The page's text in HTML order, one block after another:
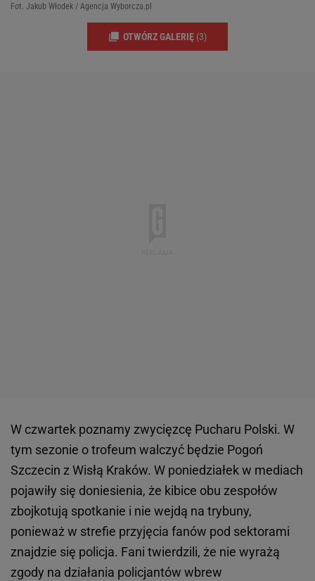
Fot. Jakub Włodek / Agencja Wyborcza.pl
OTWÓRZ GALERIĘ (3)
W czwartek poznamy zwycięzcę Pucharu Polski. W
tym sezonie o trofeum walczyć będzie Pogoń
Szczecin z Wisłą Kraków. W poniedziałek w mediach
pojawiły się doniesienia, że kibice obu zespołów
zbojkotują spotkanie i nie wejdą na trybuny,
ponieważ w strefie przyjęcia fanów pod sektorami
znajdzie się policja. Fani twierdzili, że nie wyrażą
zgody na działania policjantów wbrew